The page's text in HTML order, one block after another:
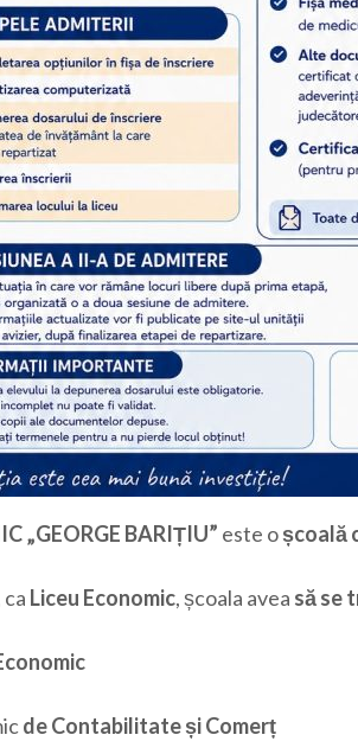
„GEORGE BARIȚIU” este oșcoală
ca Liceu Economic, școala avea să se
de Contabilitate și Comerț